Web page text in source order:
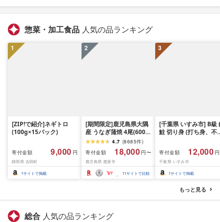
惣菜・加工食品 人気の品ランキング
1
[ZIP!で紹介]ネギトロ
(100g×15パック)
寄付金額 9,000 円
静岡県 吉田町
1サイトで掲載
2
[期間限定]鹿児島県大隅
産 うなぎ蒲焼 4尾(600g)
KN007-004-04-cp18 う
なぎ 鰻 魚 惣菜 総菜
4.7 (8685件)
寄付金額
18,000 円〜
鹿児島県 鹿屋市
11サイトで比較
3
[千葉県 いすみ市] B級
鮭 切り身 (打ち身、不
凍 魚 訳あり 海鮮 西川
おつまみ おかず
寄付金額 12,000
千葉県 いすみ市
1サイトで掲載
もっと見る
総合 人気の品ランキング